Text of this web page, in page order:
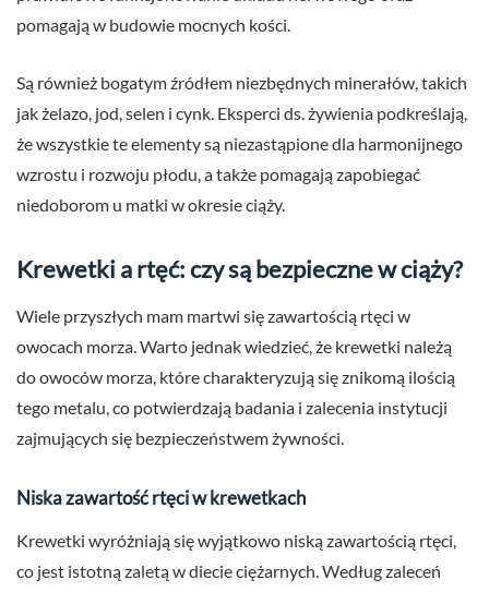
pomagają w budowie mocnych kości.
Są również bogatym źródłem niezbędnych minerałów, takich
jak żelazo, jod, selen i cynk. Eksperci ds. żywienia podkreślają,
że wszystkie te elementy są niezastąpione dla harmonijnego
wzrostu i rozwoju płodu, a także pomagają zapobiegać
niedoborom u matki w okresie ciąży.
Krewetki a rtęć: czy są bezpieczne w ciąży?
Wiele przyszłych mam martwi się zawartością rtęci w
owocach morza. Warto jednak wiedzieć, że krewetki należą
do owoców morza, które charakteryzują się znikomą ilością
tego metalu, co potwierdzają badania i zalecenia instytucji
zajmujących się bezpieczeństwem żywności.
Niska zawartość rtęci w krewetkach
Krewetki wyróżniają się wyjątkowo niską zawartością rtęci,
co jest istotną zaletą w diecie ciężarnych. Według zaleceń